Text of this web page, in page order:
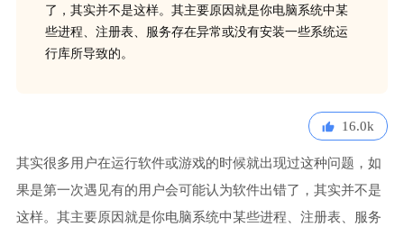
了，其实并不是这样。其主要原因就是你电脑系统中某
些进程、注册表、服务存在异常或没有安装一些系统运
行库所导致的。
16.0k
其实很多用户在运行软件或游戏的时候就出现过这种问题，如
果是第一次遇见有的用户会可能认为软件出错了，其实并不是
这样。其主要原因就是你电脑系统中某些进程、注册表、服务